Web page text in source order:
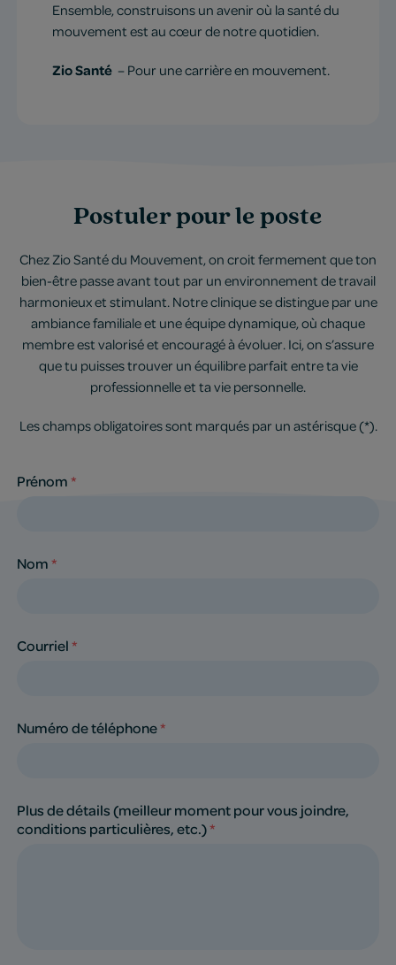
Ensemble, construisons un avenir où la santé du
mouvement est au cœur de notre quotidien.
Zio Santé – Pour une carrière en mouvement.
Postuler pour le poste
Chez Zio Santé du Mouvement, on croit fermement que ton
bien-être passe avant tout par un environnement de travail
harmonieux et stimulant. Notre clinique se distingue par une
ambiance familiale et une équipe dynamique, où chaque
membre est valorisé et encouragé à évoluer. Ici, on s’assure
que tu puisses trouver un équilibre parfait entre ta vie
professionnelle et ta vie personnelle.
Les champs obligatoires sont marqués par un astérisque (*).
Prénom*
Nom*
Courriel*
Numéro de téléphone*
Plus de détails (meilleur moment pour vous joindre,
conditions particulières, etc.)*